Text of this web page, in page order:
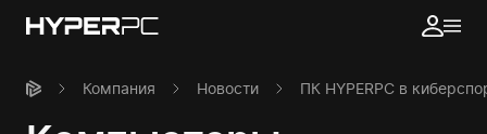
Компания Новости ПК HYPERPC в